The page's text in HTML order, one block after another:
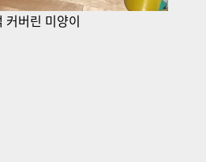
커버린 미양이